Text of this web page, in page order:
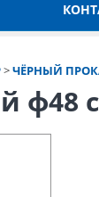
>ЧЁРНЫЙ
ф48